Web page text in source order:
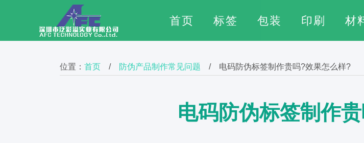
首页 标签 包装 印刷 材
位置： 首页 / 防伪产品制作常见问题 / 电码防伪标签制作贵吗?效果怎么样?
电码防伪标签制作